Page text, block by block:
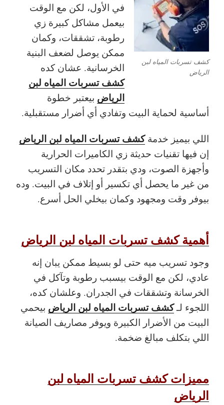
كشف تسربات المياه لبن
الرياض
في الأول، لكن مع الوقت
بيعمل مشاكل كبيرة زي
رطوبة، تشققات، وكمان
ممكن يوصل لضعف البنية
الخرسانية. عشان كده
كشف تسربات المياه لبن
الرياض بيعتبر خطوة
أساسية لحماية البيت وتفادي أي أضرار مستقبلية.
اللي بيميز خدمةكشف تسربات المياه لبن الرياض
إن فيها تقنيات حديثة زي الكاميرات الحرارية
وأجهزة الصوت، ودي بتقدر تحدد مكان التسريب
من غير ما يحصل أي تكسير أو إتلاف في البيت. وده
بيوفر وقت ومجهود وكمان بيخلي الحل أسرع.
أهمية كشف تسربات المياه لبن الرياض
وجود تسريب ميه حتى لو بسيط ممكن يبان إنه
عادي، لكن مع الوقت بيسبب رطوبة وتآكل في
الخرسانة وتشققات في الجدران. وعلشان كده،
اللجوء لـكشف تسربات المياه لبن الرياض بيحمي
البيت من الأضرار الكبيرة ويوفر مصاريف الصيانة
اللي بتكلف مبالغ ضخمة.
مميزات كشف تسربات المياه لبن
الرياض